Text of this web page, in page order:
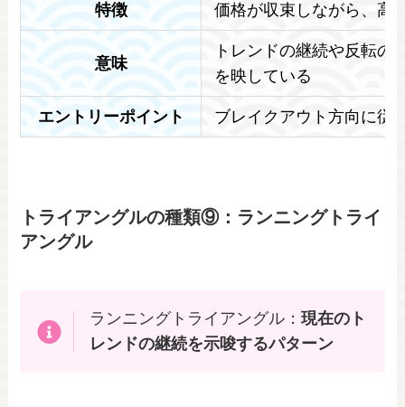
特徴 価格が収束しながら、高
意味
トレンドの継続や反転の
を映している
エントリーポイント ブレイクアウト方向に従
トライアングルの種類⑨：ランニングトライ
アングル
ランニングトライアングル： 現在のト
レンドの継続を示唆するパターン